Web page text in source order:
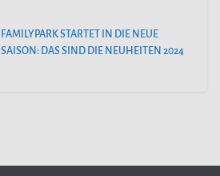
FAMILYPARK STARTET IN DIE NEUE
SAISON: DAS SIND DIE NEUHEITEN 2024